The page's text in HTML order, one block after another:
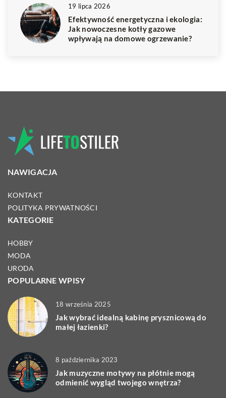
19 lipca 2026
Efektywność energetyczna i ekologia:
Jak nowoczesne kotły gazowe
wpływają na domowe ogrzewanie?
NAWIGACJA
KONTAKT
POLITYKA PRYWATNOŚCI
KATEGORIE
HOBBY
MODA
URODA
POPULARNE WPISY
18 września 2025
Jak wybrać idealną kabinę prysznicową do
małej łazienki?
8 października 2023
Jak muzyczne motywy na płótnie mogą
odmienić wygląd twojego wnętrza?